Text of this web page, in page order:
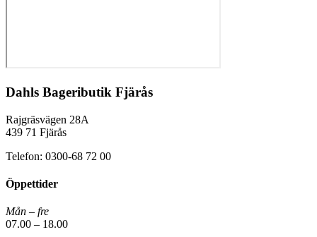
Dahls Bageributik Fjärås
Rajgräsvägen 28A
439 71 Fjärås
Telefon: 0300-68 72 00
Öppettider
Mån – fre
07.00 – 18.00